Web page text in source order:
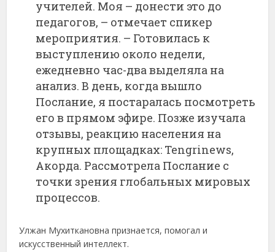
учителей. Моя – донести это до
педагогов, – отмечает спикер
мероприятия. – Готовилась к
выступлению около недели,
ежедневно час-два выделяла на
анализ. В день, когда вышло
Послание, я постаралась посмотреть
его в прямом эфире. Позже изучала
отзывы, реакцию населения на
крупных площадках: Tengrinews,
Акорда. Рассмотрела Послание с
точки зрения глобальных мировых
процессов.
Улжан Мухиткановна признается, помогал и
искусственный интеллект.